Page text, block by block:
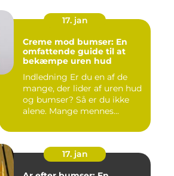
17. jan
Creme mod bumser: En
omfattende guide til at
bekæmpe uren hud
Indledning Er du en af de
mange, der lider af uren hud
og bumser? Så er du ikke
alene. Mange mennes...
17. jan